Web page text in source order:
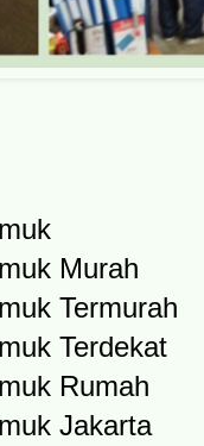
Murah
Termurah
Terdekat
Rumah
Jakarta